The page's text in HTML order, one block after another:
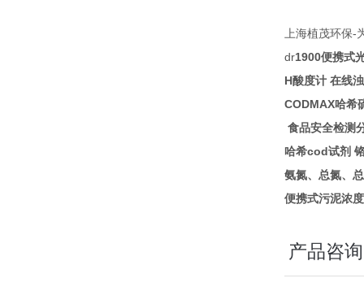
上海植茂环保-
dr1900便携式
H酸度计 在线
CODMAX哈希
食品安全检测
哈希cod试剂
氨氮、总氮、
便携式污泥浓
产品咨询